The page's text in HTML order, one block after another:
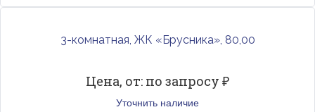
3-комнатная, ЖК «Брусника», 80,00
Цена, от: по запросу ₽
Уточнить наличие